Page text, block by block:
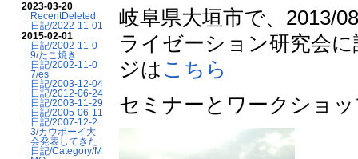
2023-03-20
RecentDeleted
日記/2022-11-01
2015-02-01
日記/2002-11-0
9/たこ焼き
日記/2002-11-0
7/es
日記/2003-12-04
日記/2012-06-24
日記/2003-11-29
日記/2005-06-11
日記/2007-12-2
3/カウボーイ大
会発表してきた
日記/Category/M
岐阜県大垣市で、2013/
ライゼーション研究会
ジは こちら
セミナーとワークショ